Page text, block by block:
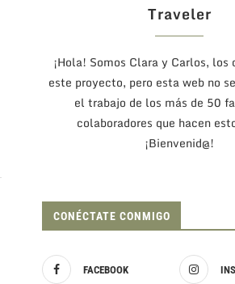
Traveler
¡Hola! Somos Clara y Carlos, los
este proyecto, pero esta web no
el trabajo de los más de 50
colaboradores que hacen
¡Bienvenid@!
CONÉCTATE CONMIGO
FACEBOOK